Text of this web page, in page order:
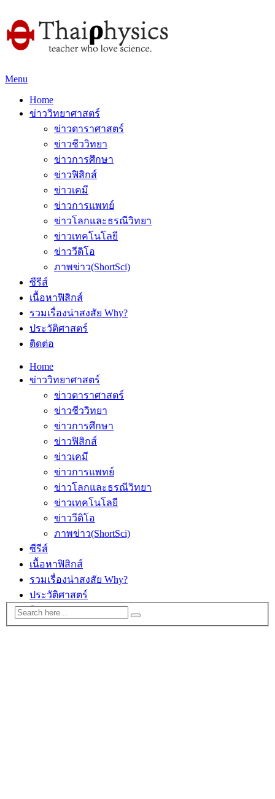
Menu
Home
ข่าววิทยาศาสตร์
ข่าวดาราศาสตร์
ข่าวชีววิทยา
ข่าวการศึกษา
ข่าวฟิสิกส์
ข่าวเคมี
ข่าวการแพทย์
ข่าวโลกและธรณีวิทยา
ข่าวเทคโนโลยี
ข่าววีดิโอ
ภาพข่าว(ShortSci)
ซีรีส์
เนื้อหาฟิสิกส์
รวมเรื่องน่าสงสัย Why?
ประวัติศาสตร์
ติดต่อ
Home
ข่าววิทยาศาสตร์
ข่าวดาราศาสตร์
ข่าวชีววิทยา
ข่าวการศึกษา
ข่าวฟิสิกส์
ข่าวเคมี
ข่าวการแพทย์
ข่าวโลกและธรณีวิทยา
ข่าวเทคโนโลยี
ข่าววีดิโอ
ภาพข่าว(ShortSci)
ซีรีส์
เนื้อหาฟิสิกส์
รวมเรื่องน่าสงสัย Why?
ประวัติศาสตร์
ติดต่อ